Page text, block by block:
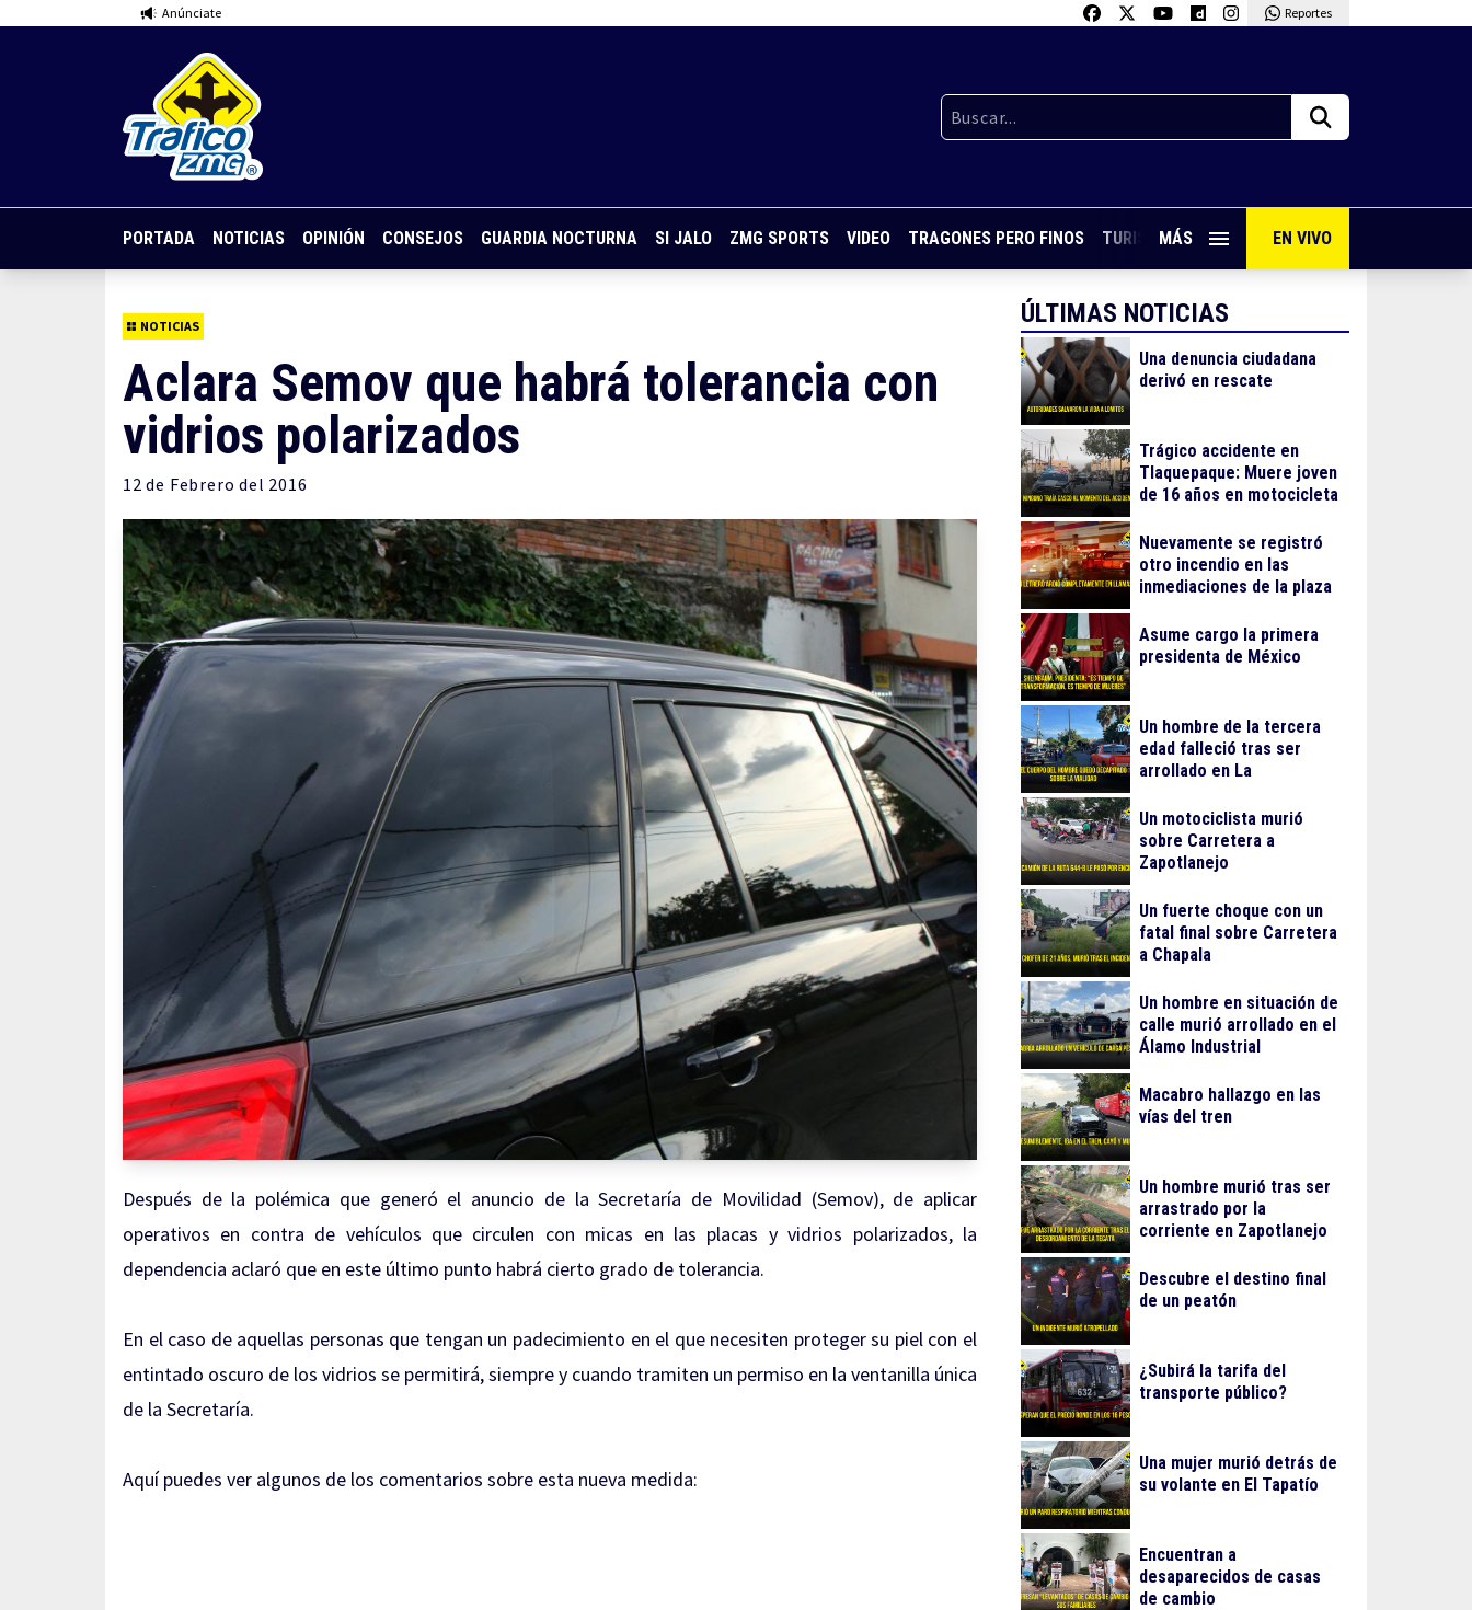
Anúnciate Reportes
PORTADA NOTICIAS OPINIÓN CONSEJOS GUARDIA NOCTURNA SI JALO ZMG SPORTS VIDEO TRAGONES PERO FINOS TURISMO CON SABOR VIVE PUERTO VALLARTA
MÁS EN VIVO
NOTICIAS
Aclara Semov que habrá tolerancia con
vidrios polarizados
12 de Febrero del 2016
Después de la polémica que generó el anuncio de la Secretaría de Movilidad (Semov), de aplicar
operativos en contra de vehículos que circulen con micas en las placas y vidrios polarizados, la
dependencia aclaró que en este último punto habrá cierto grado de tolerancia.
En el caso de aquellas personas que tengan un padecimiento en el que necesiten proteger su piel con el
entintado oscuro de los vidrios se permitirá, siempre y cuando tramiten un permiso en la ventanilla única
de la Secretaría.
Aquí puedes ver algunos de los comentarios sobre esta nueva medida:
ÚLTIMAS NOTICIAS
Una denuncia ciudadana
derivó en rescate
Trágico accidente en
Tlaquepaque: Muere joven
de 16 años en motocicleta
Nuevamente se registró
otro incendio en las
inmediaciones de la plaza
Asume cargo la primera
presidenta de México
Un hombre de la tercera
edad falleció tras ser
arrollado en La
Un motociclista murió
sobre Carretera a
Zapotlanejo
Un fuerte choque con un
fatal final sobre Carretera
a Chapala
Un hombre en situación de
calle murió arrollado en el
Álamo Industrial
Macabro hallazgo en las
vías del tren
Un hombre murió tras ser
arrastrado por la
corriente en Zapotlanejo
Descubre el destino final
de un peatón
¿Subirá la tarifa del
transporte público?
Una mujer murió detrás de
su volante en El Tapatío
Encuentran a
desaparecidos de casas
de cambio